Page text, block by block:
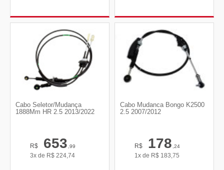
Cabo Seletor/Mudança
1888Mm HR 2.5 2013/2022
R$ 653,99
3x de R$ 224,74
Cabo Mudanca Bongo K2500
2.5 2007/2012
R$ 178,24
1x de R$ 183,75